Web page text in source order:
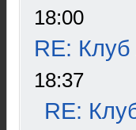
18:00
RE:
18:37
RE: